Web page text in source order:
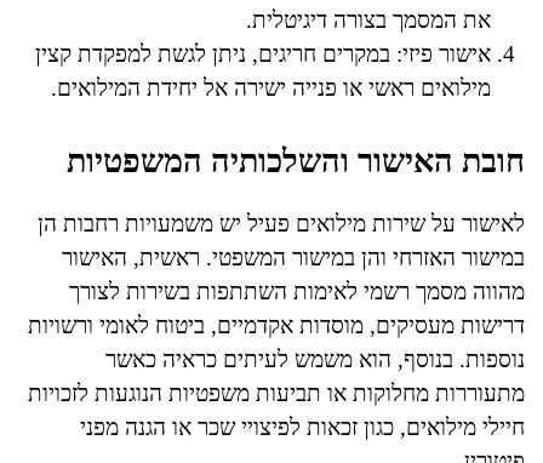
את המסמך בצורה דיגיטלית.
אישור פיזי: במקרים חריגים, ניתן לגשת למפקדת קצין
מילואים ראשי או פנייה ישירה אל יחידת המילואים.
חובת האישור והשלכותיה המשפטיות
לאישור על שירות מילואים פעיל יש משמעויות רחבות הן
במישור האזרחי והן במישור המשפטי. ראשית, האישור
מהווה מסמך רשמי לאימות השתתפות בשירות לצורך
דרישות מעסיקים, מוסדות אקדמיים, ביטוח לאומי ורשויות
נוספות. בנוסף, הוא משמש לעיתים כראיה כאשר
מתעוררות מחלוקות או תביעות משפטיות הנוגעות לזכויות
חיילי מילואים, כגון זכאות לפיצויי שכר או הגנה מפני